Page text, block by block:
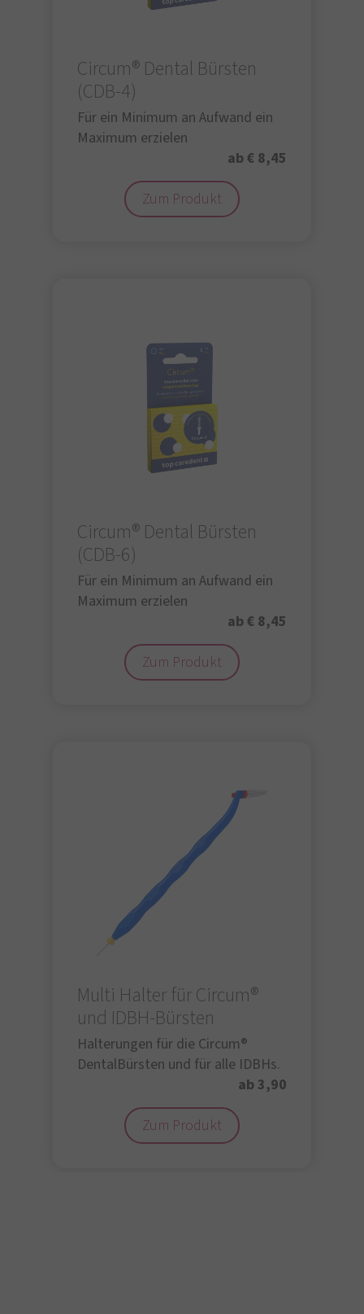
Circum® Dental Bürsten
(CDB-4)
Für ein Minimum an Aufwand ein
Maximum erzielen
ab € 8,45
Zum Produkt
Circum® Dental Bürsten
(CDB-6)
Für ein Minimum an Aufwand ein
Maximum erzielen
ab € 8,45
Zum Produkt
Multi Halter für Circum®
und IDBH-Bürsten
Halterungen für die Circum®
DentalBürsten und für alle IDBHs.
ab 3,90
Zum Produkt